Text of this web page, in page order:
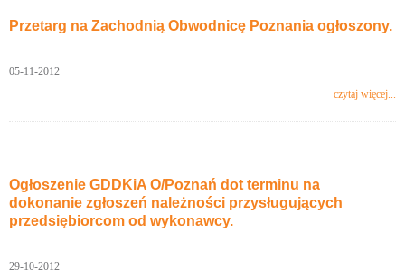
Przetarg na Zachodnią Obwodnicę Poznania ogłoszony.
05-11-2012
czytaj więcej...
Ogłoszenie GDDKiA O/Poznań dot terminu na
dokonanie zgłoszeń należności przysługujących
przedsiębiorcom od wykonawcy.
29-10-2012